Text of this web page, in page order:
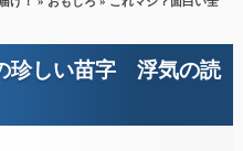
珍しい苗字 浮気の読